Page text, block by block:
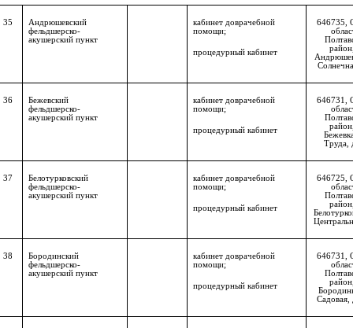
35
Андрюшевский
фельдшерско-
акушерский пункт
кабинет доврачебной
помощи;
процедурный кабинет
646735,
36
Бежевский
фельдшерско-
акушерский пункт
кабинет доврачебной
помощи;
процедурный кабинет
646731,
Труда,
37
Белотурковский
фельдшерско-
акушерский пункт
кабинет доврачебной
помощи;
процедурный кабинет
646725,
38
Бородинский
фельдшерско-
акушерский пункт
кабинет доврачебной
помощи;
процедурный кабинет
646731,
Садовая,